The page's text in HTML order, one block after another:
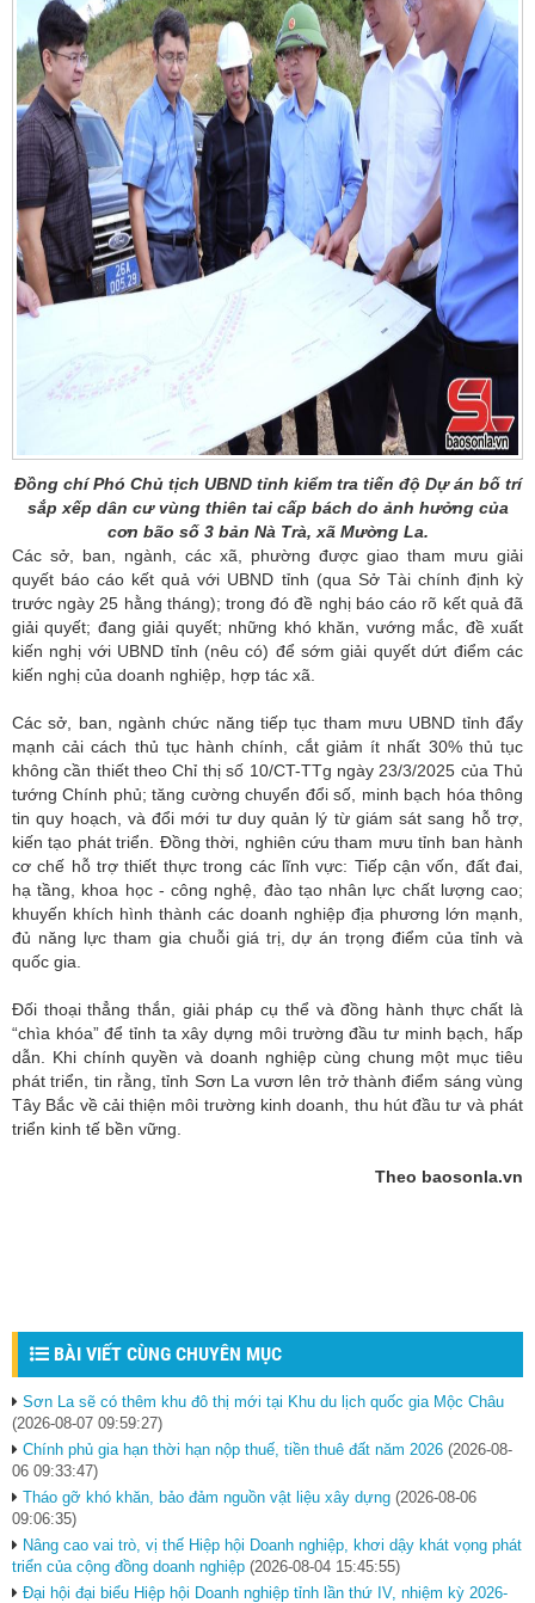
Đồng chí Phó Chủ tịch UBND tỉnh kiểm tra tiến độ Dự án bố trí
sắp xếp dân cư vùng thiên tai cấp bách do ảnh hưởng của
cơn bão số 3 bản Nà Trà, xã Mường La.
Các sở, ban, ngành, các xã, phường được giao tham mưu giải
quyết báo cáo kết quả với UBND tỉnh (qua Sở Tài chính định kỳ
trước ngày 25 hằng tháng); trong đó đề nghị báo cáo rõ kết quả đã
giải quyết; đang giải quyết; những khó khăn, vướng mắc, đề xuất
kiến nghị với UBND tỉnh (nêu có) để sớm giải quyết dứt điểm các
kiến nghị của doanh nghiệp, hợp tác xã.
Các sở, ban, ngành chức năng tiếp tục tham mưu UBND tỉnh đẩy
mạnh cải cách thủ tục hành chính, cắt giảm ít nhất 30% thủ tục
không cần thiết theo Chỉ thị số 10/CT-TTg ngày 23/3/2025 của Thủ
tướng Chính phủ; tăng cường chuyển đổi số, minh bạch hóa thông
tin quy hoạch, và đổi mới tư duy quản lý từ giám sát sang hỗ trợ,
kiến tạo phát triển. Đồng thời, nghiên cứu tham mưu tỉnh ban hành
cơ chế hỗ trợ thiết thực trong các lĩnh vực: Tiếp cận vốn, đất đai,
hạ tầng, khoa học - công nghệ, đào tạo nhân lực chất lượng cao;
khuyến khích hình thành các doanh nghiệp địa phương lớn mạnh,
đủ năng lực tham gia chuỗi giá trị, dự án trọng điểm của tỉnh và
quốc gia.
Đối thoại thẳng thắn, giải pháp cụ thể và đồng hành thực chất là
“chìa khóa” để tỉnh ta xây dựng môi trường đầu tư minh bạch, hấp
dẫn. Khi chính quyền và doanh nghiệp cùng chung một mục tiêu
phát triển, tin rằng, tỉnh Sơn La vươn lên trở thành điểm sáng vùng
Tây Bắc về cải thiện môi trường kinh doanh, thu hút đầu tư và phát
triển kinh tế bền vững.
Theo baosonla.vn
BÀI VIẾT CÙNG CHUYÊN MỤC
Sơn La sẽ có thêm khu đô thị mới tại Khu du lịch quốc gia Mộc Châu
(2026-08-07 09:59:27)
Chính phủ gia hạn thời hạn nộp thuế, tiền thuê đất năm 2026 (2026-08-
06 09:33:47)
Tháo gỡ khó khăn, bảo đảm nguồn vật liệu xây dựng (2026-08-06
09:06:35)
Nâng cao vai trò, vị thế Hiệp hội Doanh nghiệp, khơi dậy khát vọng phát
triển của cộng đồng doanh nghiệp (2026-08-04 15:45:55)
Đại hội đại biểu Hiệp hội Doanh nghiệp tỉnh lần thứ IV, nhiệm kỳ 2026-